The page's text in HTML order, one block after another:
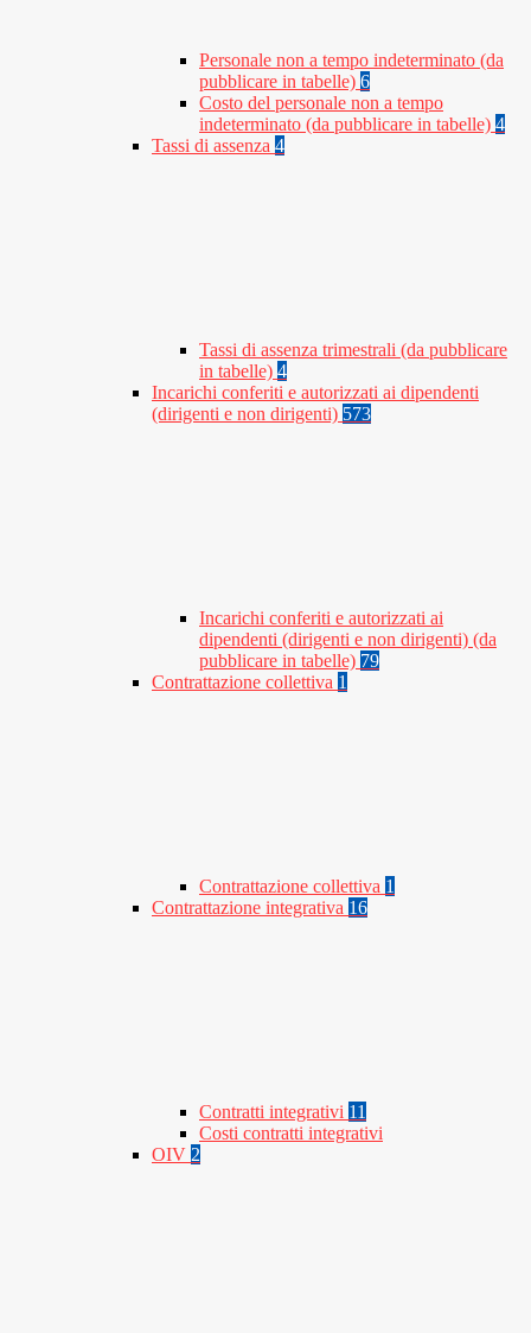
Personale non a tempo indeterminato (da
pubblicare in tabelle) 6
Costo del personale non a tempo
indeterminato (da pubblicare in tabelle) 4
Tassi di assenza 4
Tassi di assenza trimestrali (da pubblicare
in tabelle) 4
Incarichi conferiti e autorizzati ai dipendenti
(dirigenti e non dirigenti) 573
Incarichi conferiti e autorizzati ai
dipendenti (dirigenti e non dirigenti) (da
pubblicare in tabelle) 79
Contrattazione collettiva 1
Contrattazione collettiva 1
Contrattazione integrativa 16
Contratti integrativi 11
Costi contratti integrativi
OIV 2